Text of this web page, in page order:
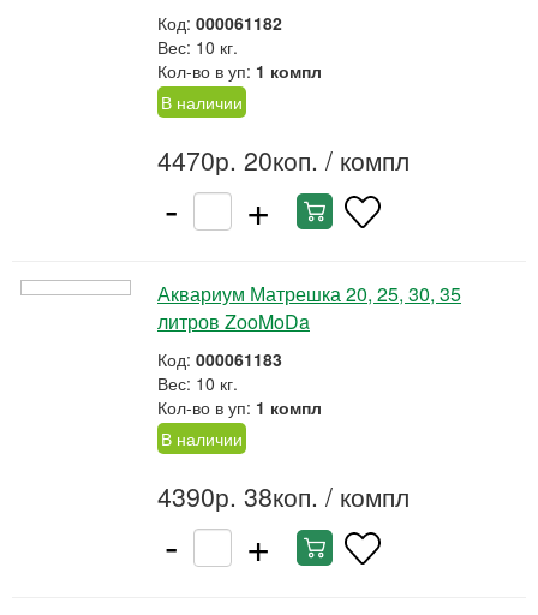
Код: 000061182
Вес: 10 кг.
Кол-во в уп: 1 компл
В наличии
4470р. 20коп. / компл
- +
Аквариум Матрешка 20, 25, 30, 35
литров ZooMoDa
Код: 000061183
Вес: 10 кг.
Кол-во в уп: 1 компл
В наличии
4390р. 38коп. / компл
- +